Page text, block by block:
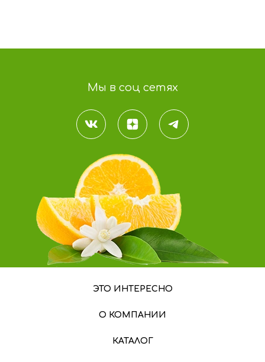
Мы в соц сетях
ЭТО ИНТЕРЕСНО
О КОМПАНИИ
КАТАЛОГ